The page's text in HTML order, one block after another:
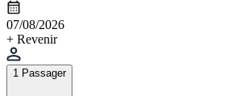
07/08/2026
+ Revenir
1 Passager